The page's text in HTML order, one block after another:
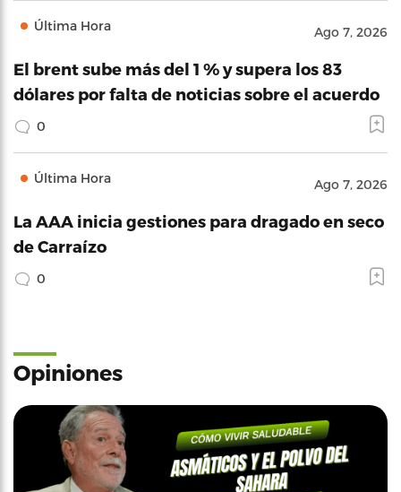
Última Hora Ago 7, 2026
El brent sube más del 1 % y supera los 83
dólares por falta de noticias sobre el acuerdo
0
Última Hora Ago 7, 2026
La AAA inicia gestiones para dragado en seco
de Carraízo
0
Opiniones